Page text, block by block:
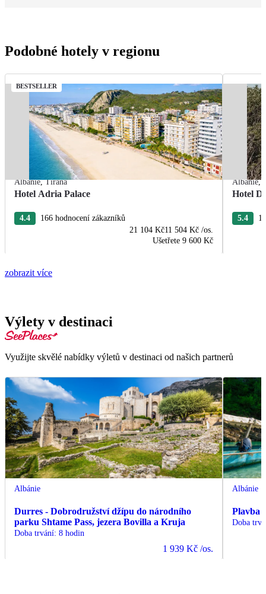
Podobné hotely v regionu
BESTSELLER
Albánie,Tirana
Hotel Adria Palace
4.4
166 hodnocení zákazníků
21 104 Kč11 504 Kč /os.
Ušetřete 9 600 Kč
Albánie,
Hotel
5.4
zobrazit více
Výlety v destinaci
Využijte skvělé nabídky výletů v destinaci od našich partnerů
Albánie
Durres - Dobrodružství džípu do národního
parku Shtame Pass, jezera Bovilla a Kruja
Doba trvání: 8 hodin
1 939 Kč /os.
Albánie
Plavba
Doba